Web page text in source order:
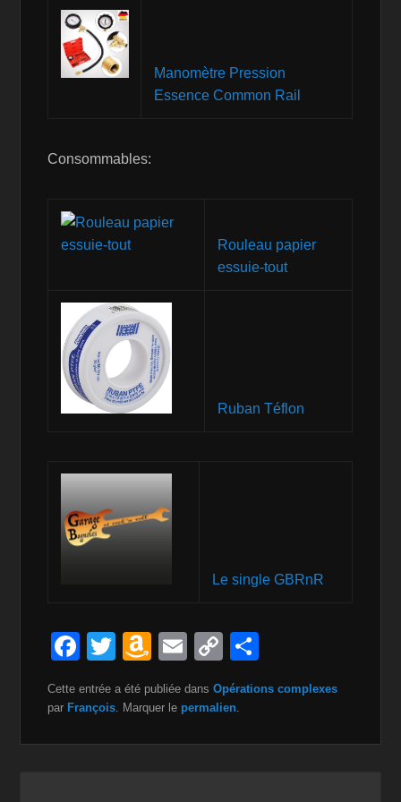
Manomètre Pression
Essence Common Rail
Consommables:
Rouleau papier
essuie-tout
Ruban Téflon
Le single GBRnR
F
c
T
tt
A
a
E
ail
C
o
p
ta
Cette entrée a été publiée dansOpérations complexes
par François . Marquer le permalien